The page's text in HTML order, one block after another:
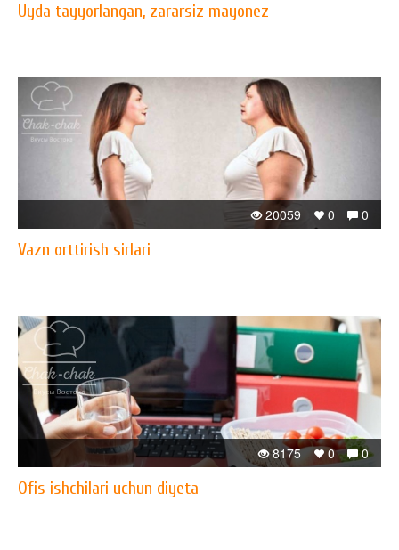
Uyda tayyorlangan, zararsiz mayonez
0
0
20059
Vazn orttirish sirlari
0
0
8175
Ofis ishchilari uchun diyeta